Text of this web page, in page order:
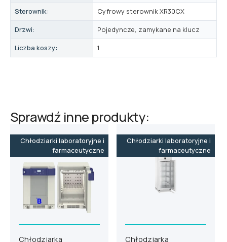
Sterownik:
Cyfrowy sterownik XR30CX
Drzwi:
Pojedyncze, zamykane na klucz
Liczba koszy:
1
Sprawdź inne produkty:
Chłodziarki laboratoryjne i
farmaceutyczne
Chłodziarka
Chłodziarki laboratoryjne i
farmaceutyczne
Chłodziarka